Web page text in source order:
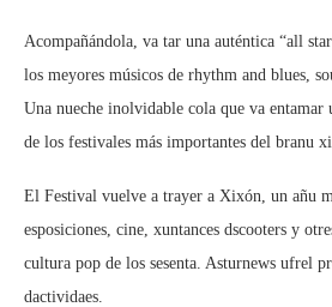
Acompañándola, va tar una auténtica “all
los meyores músicos de rhythm and blues,
Una nueche inolvidable cola que va entamar
de los festivales más importantes del branu
El Festival vuelve a trayer a Xixón, un añu
esposiciones, cine, xuntances dscooters y
cultura pop de los sesenta. Asturnews ufrel
dactividaes.